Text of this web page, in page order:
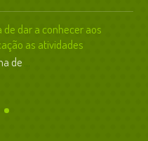
dar a conhecer aos
as atividades
de